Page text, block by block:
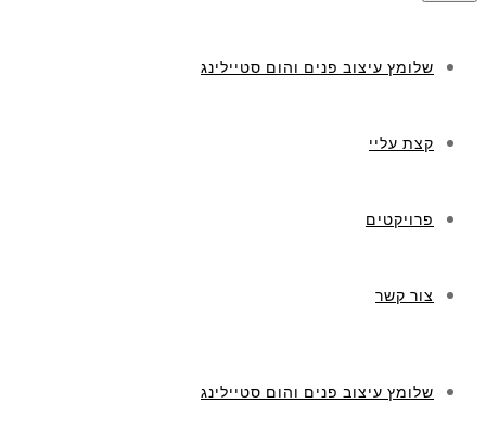
שלומץ עיצוב פנים והום סטיילינג
קצת עליי
פרויקטים
צור קשר
שלומץ עיצוב פנים והום סטיילינג